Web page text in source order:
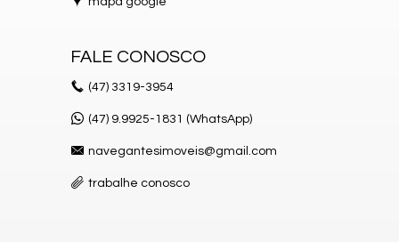
FALE CONOSCO
(47) 3319-3954
(47) 9.9925-1831 (WhatsApp)
navegantesimoveis@gmail.com
trabalhe conosco